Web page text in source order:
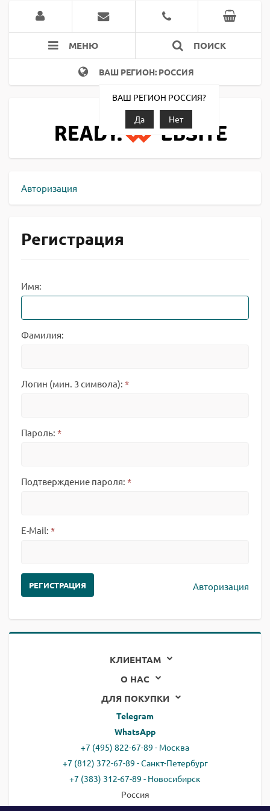
МЕНЮ ПОИСК
ВАШ РЕГИОН: РОССИЯ
ВАШ РЕГИОН РОССИЯ?
Да
Нет
Авторизация
Регистрация
Имя:
Фамилия:
Логин (мин. 3 символа): *
Пароль: *
Подтверждение пароля: *
E-Mail: *
Авторизация
КЛИЕНТАМ
О НАС
ДЛЯ ПОКУПКИ
Telegram
WhatsApp
+7 (495) 822-67-89 - Москва
+7 (812) 372-67-89 - Санкт-Петербург
+7 (383) 312-67-89 - Новосибирск
Россия